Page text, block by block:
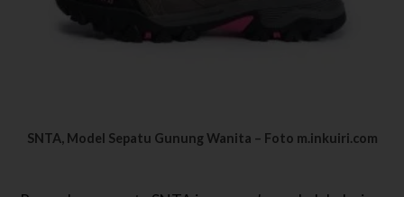
SNTA, Model Sepatu Gunung Wanita – Foto m.inkuiri.com